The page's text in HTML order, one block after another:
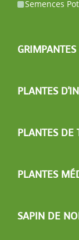
Semences
GRIMPANTES
PLANTES
PLANTES DE
PLANTES
SAPIN DE